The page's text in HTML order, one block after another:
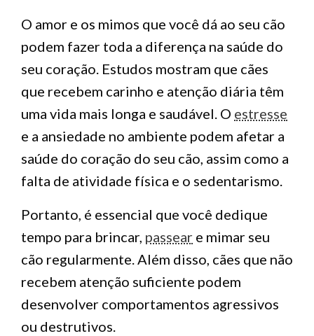
O amor e os mimos que você dá ao seu cão
podem fazer toda a diferença na saúde do
seu coração. Estudos mostram que cães
que recebem carinho e atenção diária têm
uma vida mais longa e saudável. O estresse
e a ansiedade no ambiente podem afetar a
saúde do coração do seu cão, assim como a
falta de atividade física e o sedentarismo.
Portanto, é essencial que você dedique
tempo para brincar, passear e mimar seu
cão regularmente. Além disso, cães que não
recebem atenção suficiente podem
desenvolver comportamentos agressivos
ou destrutivos.